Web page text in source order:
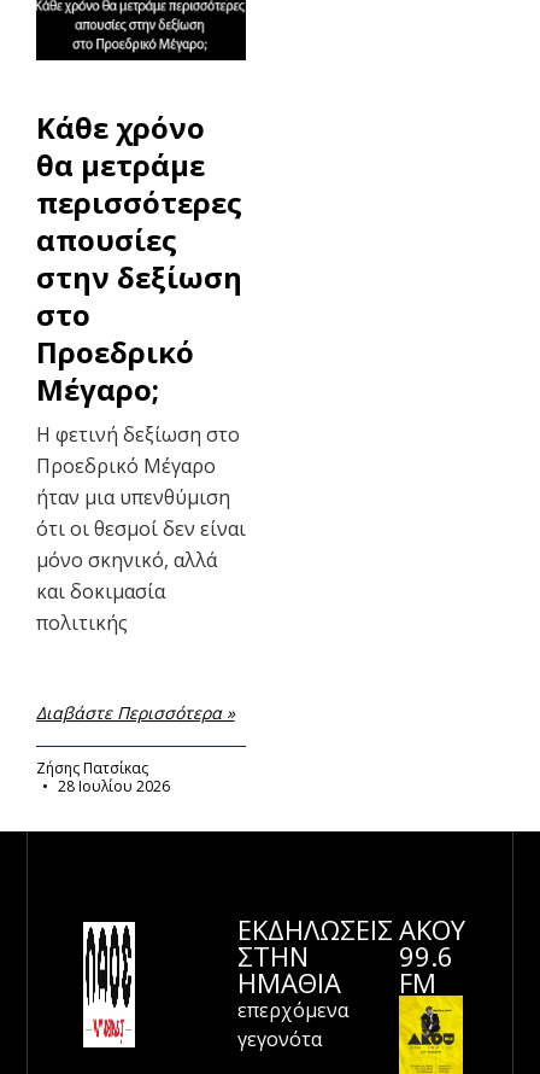
Κάθε χρόνο
θα μετράμε
περισσότερες
απουσίες
στην δεξίωση
στο
Προεδρικό
Μέγαρο;
Η φετινή δεξίωση στο
Προεδρικό Μέγαρο
ήταν μια υπενθύμιση
ότι οι θεσμοί δεν είναι
μόνο σκηνικό, αλλά
και δοκιμασία
πολιτικής
Διαβάστε Περισσότερα »
Ζήσης Πατσίκας
28 Ιουλίου 2026
ΕΚΔΗΛΩΣΕΙΣ
ΣΤΗΝ
ΗΜΑΘΊΑ
επερχόμενα
γεγονότα
ΑΚΟΥ
99.6
FM